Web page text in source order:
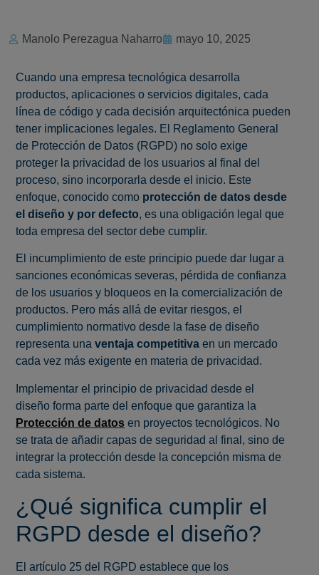
Manolo Perezagua Naharro mayo 10, 2025
Cuando una empresa tecnológica desarrolla
productos, aplicaciones o servicios digitales, cada
línea de código y cada decisión arquitectónica pueden
tener implicaciones legales. El Reglamento General
de Protección de Datos (RGPD) no solo exige
proteger la privacidad de los usuarios al final del
proceso, sino incorporarla desde el inicio. Este
enfoque, conocido como protección de datos desde
el diseño y por defecto, es una obligación legal que
toda empresa del sector debe cumplir.
El incumplimiento de este principio puede dar lugar a
sanciones económicas severas, pérdida de confianza
de los usuarios y bloqueos en la comercialización de
productos. Pero más allá de evitar riesgos, el
cumplimiento normativo desde la fase de diseño
representa una ventaja competitiva en un mercado
cada vez más exigente en materia de privacidad.
Implementar el principio de privacidad desde el
diseño forma parte del enfoque que garantiza la
Protección de datos en proyectos tecnológicos. No
se trata de añadir capas de seguridad al final, sino de
integrar la protección desde la concepción misma de
cada sistema.
¿Qué significa cumplir el
RGPD desde el diseño?
El artículo 25 del RGPD establece que los